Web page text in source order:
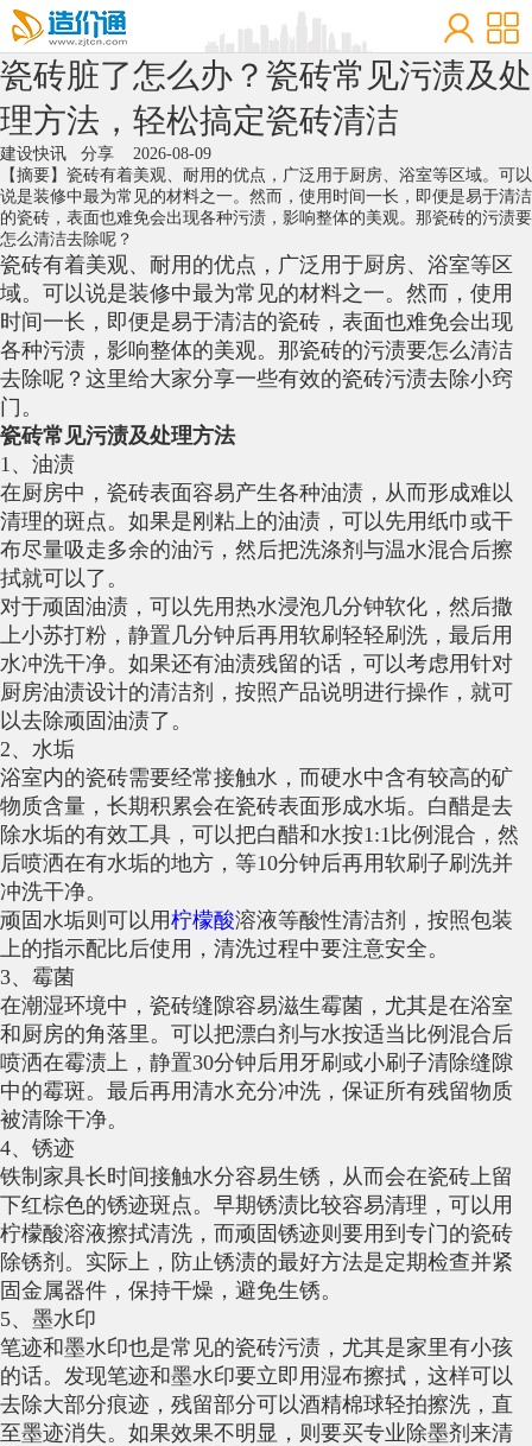
瓷砖脏了怎么办？瓷砖常见污渍及处
理方法，轻松搞定瓷砖清洁
建设快讯 分享 2026-08-09
【摘要】瓷砖有着美观、耐用的优点，广泛用于厨房、浴室等区域。可以
说是装修中最为常见的材料之一。然而，使用时间一长，即便是易于清洁
的瓷砖，表面也难免会出现各种污渍，影响整体的美观。那瓷砖的污渍要
怎么清洁去除呢？
瓷砖有着美观、耐用的优点，广泛用于厨房、浴室等区
域。可以说是装修中最为常见的材料之一。然而，使用
时间一长，即便是易于清洁的瓷砖，表面也难免会出现
各种污渍，影响整体的美观。那瓷砖的污渍要怎么清洁
去除呢？这里给大家分享一些有效的瓷砖污渍去除小窍
门。
瓷砖常见污渍及处理方法
1、油渍
在厨房中，瓷砖表面容易产生各种油渍，从而形成难以
清理的斑点。如果是刚粘上的油渍，可以先用纸巾或干
布尽量吸走多余的油污，然后把洗涤剂与温水混合后擦
拭就可以了。
对于顽固油渍，可以先用热水浸泡几分钟软化，然后撒
上小苏打粉，静置几分钟后再用软刷轻轻刷洗，最后用
水冲洗干净。如果还有油渍残留的话，可以考虑用针对
厨房油渍设计的清洁剂，按照产品说明进行操作，就可
以去除顽固油渍了。
2、水垢
浴室内的瓷砖需要经常接触水，而硬水中含有较高的矿
物质含量，长期积累会在瓷砖表面形成水垢。白醋是去
除水垢的有效工具，可以把白醋和水按1:1比例混合，然
后喷洒在有水垢的地方，等10分钟后再用软刷子刷洗并
冲洗干净。
顽固水垢则可以用柠檬酸溶液等酸性清洁剂，按照包装
上的指示配比后使用，清洗过程中要注意安全。
3、霉菌
在潮湿环境中，瓷砖缝隙容易滋生霉菌，尤其是在浴室
和厨房的角落里。可以把漂白剂与水按适当比例混合后
喷洒在霉渍上，静置30分钟后用牙刷或小刷子清除缝隙
中的霉斑。最后再用清水充分冲洗，保证所有残留物质
被清除干净。
4、锈迹
铁制家具长时间接触水分容易生锈，从而会在瓷砖上留
下红棕色的锈迹斑点。早期锈渍比较容易清理，可以用
柠檬酸溶液擦拭清洗，而顽固锈迹则要用到专门的瓷砖
除锈剂。实际上，防止锈渍的最好方法是定期检查并紧
固金属器件，保持干燥，避免生锈。
5、墨水印
笔迹和墨水印也是常见的瓷砖污渍，尤其是家里有小孩
的话。发现笔迹和墨水印要立即用湿布擦拭，这样可以
去除大部分痕迹，残留部分可以酒精棉球轻拍擦洗，直
至墨迹消失。如果效果不明显，则要买专业除墨剂来清